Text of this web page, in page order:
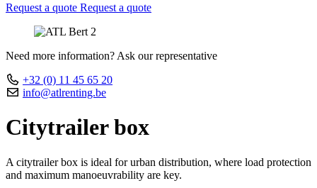
Request a quote Request a quote
Need more information? Ask our representative
+32 (0) 11 45 65 20
info@atlrenting.be
Citytrailer box
A citytrailer box is ideal for urban distribution, where load protection
and maximum manoeuvrability are key.